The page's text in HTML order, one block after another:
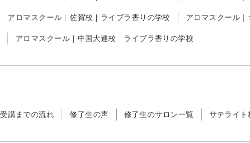
アロマスクール｜佐賀校｜ライブラ香りの学校 アロマスクール
アロマスクール｜中国大連校｜ライブラ香りの学校
受講までの流れ 修了生の声 修了生のサロン一覧 サテライト